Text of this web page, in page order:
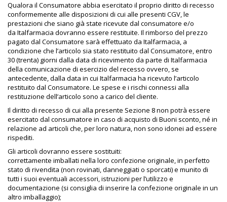
Qualora il Consumatore abbia esercitato il proprio diritto di recesso
conformemente alle disposizioni di cui alle presenti CGV, le
prestazioni che siano già state ricevute dal consumatore e/o
da Italfarmacia dovranno essere restituite. Il rimborso del prezzo
pagato dal Consumatore sarà effettuato da Italfarmacia, a
condizione che l’articolo sia stato restituito dal Consumatore, entro
30 (trenta) giorni dalla data di ricevimento da parte di Italfarmacia
della comunicazione di esercizio del recesso ovvero, se
antecedente, dalla data in cui Italfarmacia ha ricevuto l’articolo
restituito dal Consumatore. Le spese e i rischi connessi alla
restituzione dell’articolo sono a carico del cliente.
Il diritto di recesso di cui alla presente Sezione 8 non potrà essere
esercitato dal consumatore in caso di acquisto di Buoni sconto, né in
relazione ad articoli che, per loro natura, non sono idonei ad essere
rispediti.
Gli articoli dovranno essere sostituiti:
correttamente imballati nella loro confezione originale, in perfetto
stato di rivendita (non rovinati, danneggiati o sporcati) e munito di
tutti i suoi eventuali accessori, istruzioni per l’utilizzo e
documentazione (si consiglia di inserire la confezione originale in un
altro imballaggio);